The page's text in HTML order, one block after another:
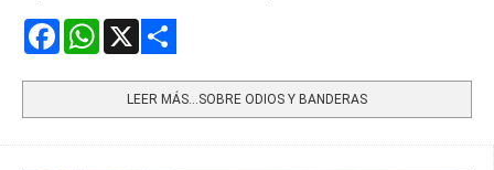
FacebookWhatsApp
LEER MÁS…SOBRE ODIOS Y BANDERAS